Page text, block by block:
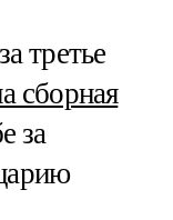
третье
сборная
за